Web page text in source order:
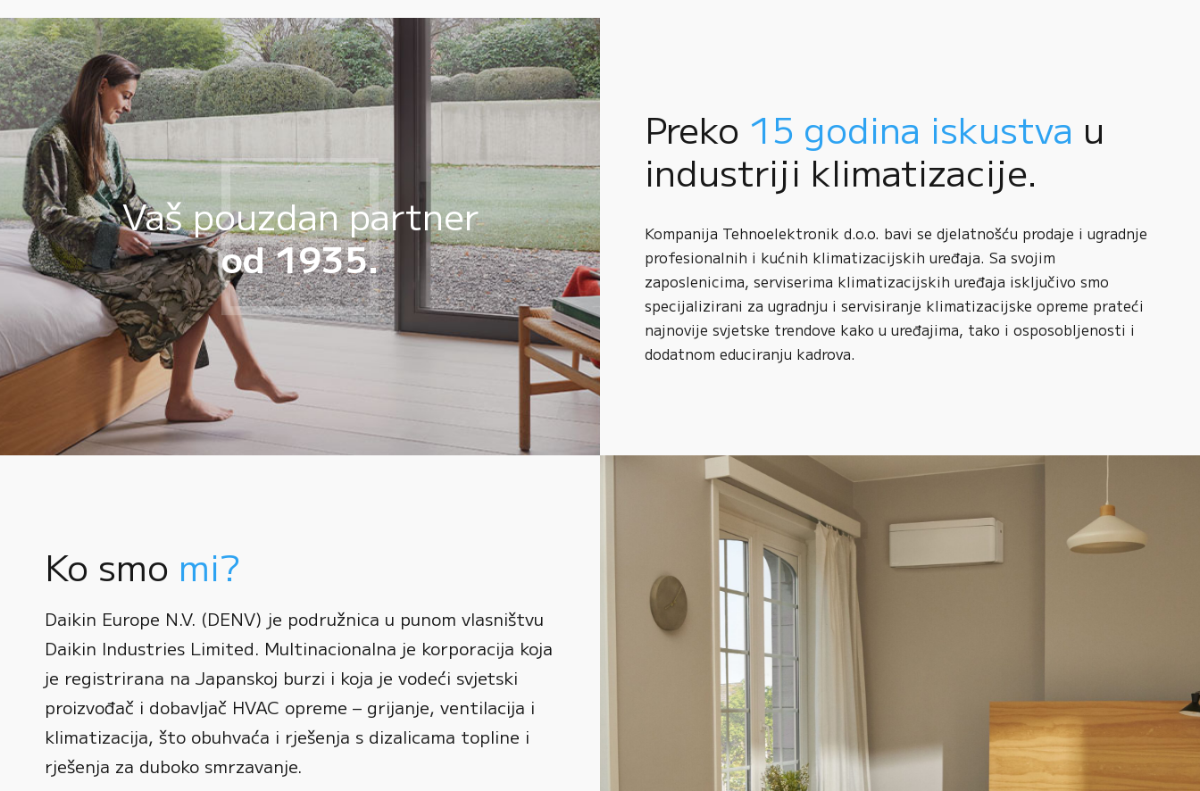
Vaš pouzdan partner
od 1935.
Preko 15 godina iskustva u
industriji klimatizacije.
Kompanija Tehnoelektronik d.o.o. bavi se djelatnošću prodaje i ugradnje
profesionalnih i kućnih klimatizacijskih uređaja. Sa svojim
zaposlenicima, serviserima klimatizacijskih uređaja isključivo smo
specijalizirani za ugradnju i servisiranje klimatizacijske opreme prateći
najnovije svjetske trendove kako u uređajima, tako i osposobljenosti i
dodatnom educiranju kadrova.
Ko smo mi?
Daikin Europe N.V. (DENV) je podružnica u punom vlasništvu
Daikin Industries Limited. Multinacionalna je korporacija koja
je registrirana na Japanskoj burzi i koja je vodeći svjetski
proizvođač i dobavljač HVAC opreme – grijanje, ventilacija i
klimatizacija, što obuhvaća i rješenja s dizalicama topline i
rješenja za duboko smrzavanje.
0
1
2
3
4
0
1
2
3
0
1
2
0